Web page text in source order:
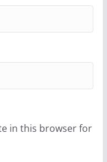
in this browser for